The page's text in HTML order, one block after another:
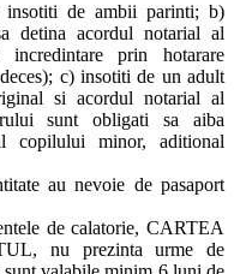
de ambii parinti; b)
detina acordul notarial al
prin hotarare
c) insotiti de un adult
si acordul notarial al
sunt obligati sa aiba
copilului minor, aditional
au nevoie de pasaport
de calatorie, CARTEA
nu prezinta urme de